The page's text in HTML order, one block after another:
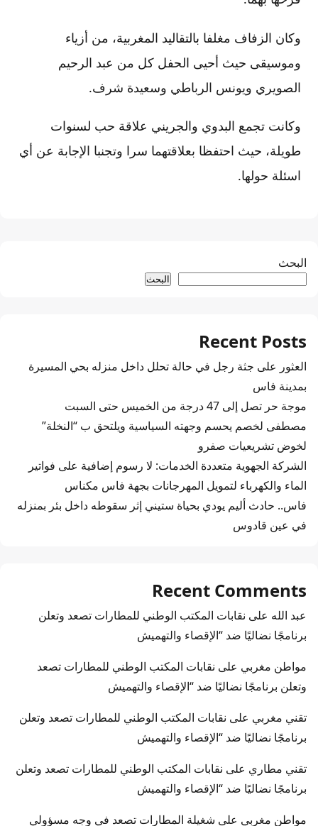
وكان الزفاف مغلفا بالتقاليد المغربية، من أزياء
وموسيقى حيث أحيى الحفل كل من عبد الرحيم
الصويري ويونس الرباطي وسعيدة شرف.
وكانت تجمع البدوي والجريني علاقة حب لسنوات
طويلة، حيث احتفظا بعلاقتهما سرا وتجنبا الإجابة عن أي
اسئلة حولها.
البحث
البحث
Recent Posts
العثور على جثة رجل في حالة تحلل داخل منزله بحي المسيرة
بمدينة فاس
موجة حر تصل إلى 47 درجة من الخميس حتى السبت
مصطفى لخصم يحسم وجهته السياسية ويلتحق ب “النخلة”
لخوض تشريعيات صفرو
الشركة الجهوية متعددة الخدمات: لا رسوم إضافية على فواتير
الماء والكهرباء لتمويل المهرجانات بجهة فاس مكناس
فاس.. حادث أليم يودي بحياة ستيني إثر سقوطه داخل بئر بمنزله
في عين قادوس
Recent Comments
عبد الله على نقابات المكتب الوطني للمطارات تصعد وتعلن
برنامجًا نضاليًا ضد “الإقصاء والتهميش
مواطن مغربي على نقابات المكتب الوطني للمطارات تصعد
وتعلن برنامجًا نضاليًا ضد “الإقصاء والتهميش
تقني مغربي على نقابات المكتب الوطني للمطارات تصعد وتعلن
برنامجًا نضاليًا ضد “الإقصاء والتهميش
تقني مطاري على نقابات المكتب الوطني للمطارات تصعد وتعلن
برنامجًا نضاليًا ضد “الإقصاء والتهميش
مواطن مغربي على شغيلة المطارات تصعد في وجه مسؤولي